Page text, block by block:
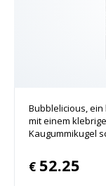
Bubblelicious,
mit einem
Kaugummikugel
€ 52.25